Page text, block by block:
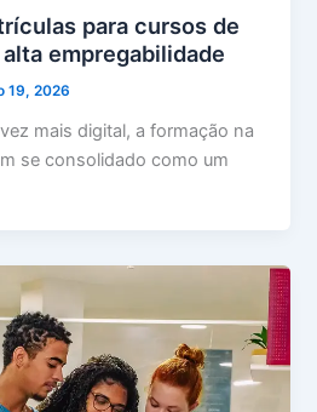
para cursos de
empregabilidade
19, 2026
mais digital, a formação na
se consolidado como um